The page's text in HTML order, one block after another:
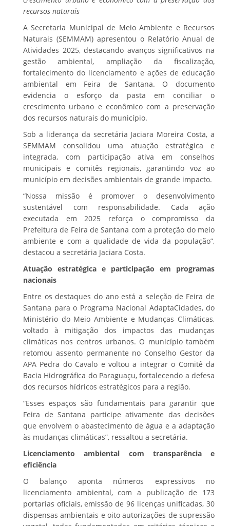
recursos naturais
A Secretaria Municipal de Meio Ambiente e Recursos
Naturais (SEMMAM) apresentou o Relatório Anual de
Atividades 2025, destacando avanços significativos na
gestão ambiental, ampliação da fiscalização,
fortalecimento do licenciamento e ações de educação
ambiental em Feira de Santana. O documento
evidencia o esforço da pasta em conciliar o
crescimento urbano e econômico com a preservação
dos recursos naturais do município.
Sob a liderança da secretária Jaciara Moreira Costa, a
SEMMAM consolidou uma atuação estratégica e
integrada, com participação ativa em conselhos
municipais e comitês regionais, garantindo voz ao
município em decisões ambientais de grande impacto.
“Nossa missão é promover o desenvolvimento
sustentável com responsabilidade. Cada ação
executada em 2025 reforça o compromisso da
Prefeitura de Feira de Santana com a proteção do meio
ambiente e com a qualidade de vida da população”,
destacou a secretária Jaciara Costa.
Atuação estratégica e participação em programas
nacionais
Entre os destaques do ano está a seleção de Feira de
Santana para o Programa Nacional AdaptaCidades, do
Ministério do Meio Ambiente e Mudanças Climáticas,
voltado à mitigação dos impactos das mudanças
climáticas nos centros urbanos. O município também
retomou assento permanente no Conselho Gestor da
APA Pedra do Cavalo e voltou a integrar o Comitê da
Bacia Hidrográfica do Paraguaçu, fortalecendo a defesa
dos recursos hídricos estratégicos para a região.
“Esses espaços são fundamentais para garantir que
Feira de Santana participe ativamente das decisões
que envolvem o abastecimento de água e a adaptação
às mudanças climáticas”, ressaltou a secretária.
Licenciamento ambiental com transparência e
eficiência
O balanço aponta números expressivos no
licenciamento ambiental, com a publicação de 173
portarias oficiais, emissão de 96 licenças unificadas, 30
dispensas ambientais e oito autorizações de supressão